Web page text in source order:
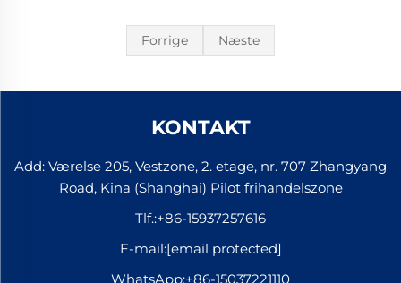
Forrige Næste
KONTAKT
Add: Værelse 205, Vestzone, 2. etage, nr. 707 Zhangyang
Road, Kina (Shanghai) Pilot frihandelszone
Tlf.:+86-15937257616
E-mail:[email protected]
WhatsApp:+86-15037221110